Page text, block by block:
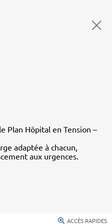
Plan Hôpital en Tension –
adaptée à chacun,
aux urgences.
ACCÈS RAPIDES